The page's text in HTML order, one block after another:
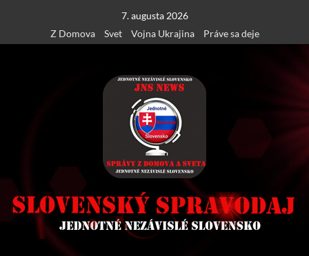
content
7. augusta 2026
Z Domova
Svet Vojna Ukrajina Práve sa deje